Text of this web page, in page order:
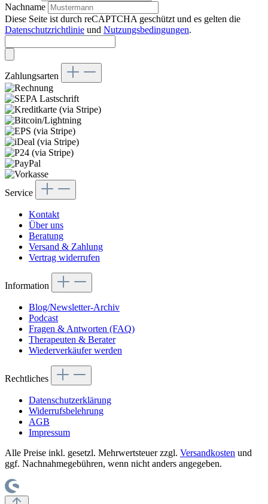
Nachname
Diese Seite ist durch reCAPTCHA geschützt und es gelten die
Datenschutzrichtlinie und Nutzungsbedingungen.
Zahlungsarten
Service
Kontakt
Über uns
Beratung
Versand & Zahlung
Vertrag widerrufen
Information
Blog/Newsletter-Archiv
Podcast
Fragen & Antworten (FAQ)
Therapeuten & Berater
Wiederverkäufer werden
Rechtliches
Datenschutzerklärung
Widerrufsbelehrung
AGB
Impressum
Alle Preise inkl. gesetzl. Mehrwertsteuer zzgl. Versandkosten und
ggf. Nachnahmegebühren, wenn nicht anders angegeben.